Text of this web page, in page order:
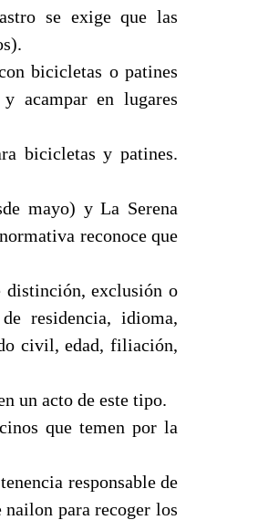
se exige que las
bicicletas o patines
acampar en lugares
bicicletas y patines.
mayo) y La Serena
reconoce que
distinción, exclusión o
residencia, idioma,
civil, edad, filiación,
un acto de este tipo.
que temen por la
responsable de
nailon para recoger los